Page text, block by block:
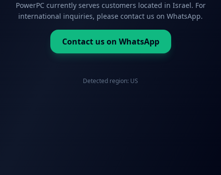
PowerPC currently serves customers located in Israel. For
international inquiries, please contact us on WhatsApp.
Contact us on WhatsApp
Detected region: US